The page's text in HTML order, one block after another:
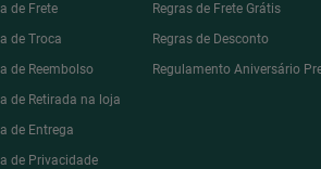
de Frete
de Troca
de Reembolso
de Retirada na loja
de Entrega
de Privacidade
Regras de Frete Grátis
Regras de Desconto
Regulamento Aniversário